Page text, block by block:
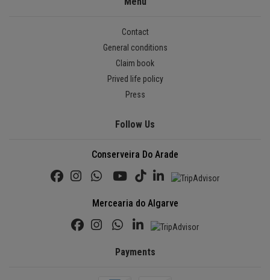
Contact
General conditions
Claim book
Prived life policy
Press
Follow Us
Conserveira Do Arade
Mercearia do Algarve
Payments